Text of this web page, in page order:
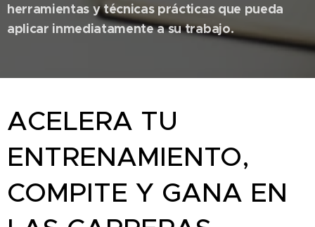
herramientas y técnicas prácticas que pueda
aplicar inmediatamente a su trabajo.
ACELERA TU
ENTRENAMIENTO,
COMPITE Y GANA EN